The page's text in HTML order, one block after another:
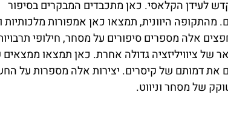
לעידן הקלאסי. כאן מתכבדים המבקרים בסיפור
מהתקופה היוונית, תמצאו כאן אמפורות מלכותיות
אלה מספרים סיפורים על מסחר, חילופי
של ציוויליזציה גדולה אחרת. כאן תמצאו
את דמותם של קיסרים. יצירות אלה מספרות על
של מסחר וניווט.